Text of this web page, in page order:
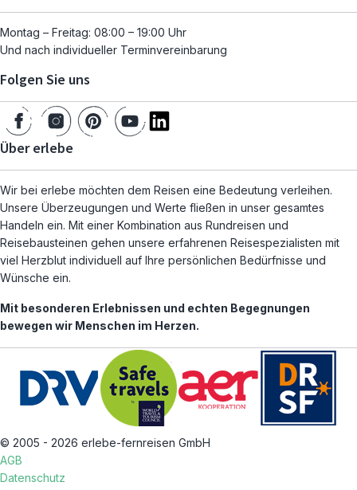
Montag – Freitag: 08:00 – 19:00 Uhr
Und nach individueller Terminvereinbarung
Folgen Sie uns
Über erlebe
Wir bei erlebe möchten dem Reisen eine Bedeutung verleihen.
Unsere Überzeugungen und Werte fließen in unser gesamtes
Handeln ein. Mit einer Kombination aus Rundreisen und
Reisebausteinen gehen unsere erfahrenen Reisespezialisten mit
viel Herzblut individuell auf Ihre persönlichen Bedürfnisse und
Wünsche ein.
Mit besonderen Erlebnissen und echten Begegnungen
bewegen wir Menschen im Herzen.
© 2005 - 2026 erlebe-fernreisen GmbH
AGB
Datenschutz